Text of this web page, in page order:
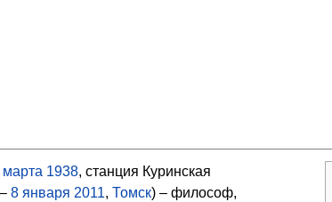
марта 1938, станция Куринская
8 января 2011, Томск) – философ,